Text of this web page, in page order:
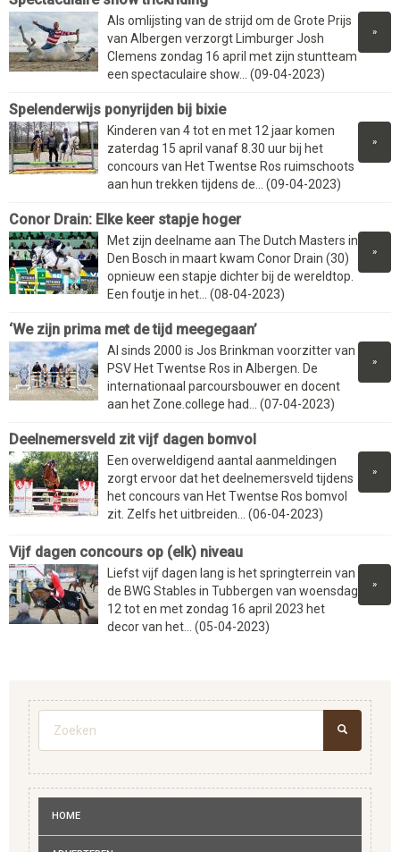
»
Als omlijsting van de strijd om de Grote Prijs
van Albergen verzorgt Limburger Josh
Clemens zondag 16 april met zijn stuntteam
een spectaculaire show... (09-04-2023)
Spelenderwijs ponyrijden bij bixie
»
Kinderen van 4 tot en met 12 jaar komen
zaterdag 15 april vanaf 8.30 uur bij het
concours van Het Twentse Ros ruimschoots
aan hun trekken tijdens de... (09-04-2023)
Conor Drain: Elke keer stapje hoger
»
Met zijn deelname aan The Dutch Masters in
Den Bosch in maart kwam Conor Drain (30)
opnieuw een stapje dichter bij de wereldtop.
Een foutje in het... (08-04-2023)
‘We zijn prima met de tijd meegegaan’
»
Al sinds 2000 is Jos Brinkman voorzitter van
PSV Het Twentse Ros in Albergen. De
internationaal parcoursbouwer en docent
aan het Zone.college had... (07-04-2023)
Deelnemersveld zit vijf dagen bomvol
»
Een overweldigend aantal aanmeldingen
zorgt ervoor dat het deelnemersveld tijdens
het concours van Het Twentse Ros bomvol
zit. Zelfs het uitbreiden... (06-04-2023)
Vijf dagen concours op (elk) niveau
»
Liefst vijf dagen lang is het springterrein van
de BWG Stables in Tubbergen van woensdag
12 tot en met zondag 16 april 2023 het
decor van het... (05-04-2023)
Zoekveld
HOME